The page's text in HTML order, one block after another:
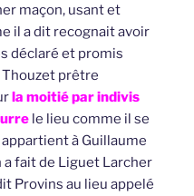
maçon, usant et
il a dit recognait avoir
déclaré et promis
prêtre
la moitié par indivis
le lieu comme il se
à Guillaume
a fait de Liguet Larcher
Provins au lieu appelé